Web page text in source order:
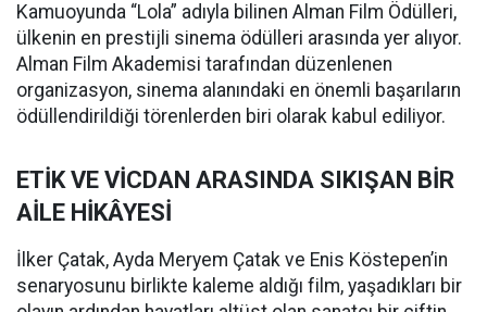
Kamuoyunda “Lola” adıyla bilinen Alman Film Ödülleri,
ülkenin en prestijli sinema ödülleri arasında yer alıyor.
Alman Film Akademisi tarafından düzenlenen
organizasyon, sinema alanındaki en önemli başarıların
ödüllendirildiği törenlerden biri olarak kabul ediliyor.
ETİK VE VİCDAN ARASINDA SIKIŞAN BİR
AİLE HİKÂYESİ
İlker Çatak, Ayda Meryem Çatak ve Enis Köstepen’in
senaryosunu birlikte kaleme aldığı film, yaşadıkları bir